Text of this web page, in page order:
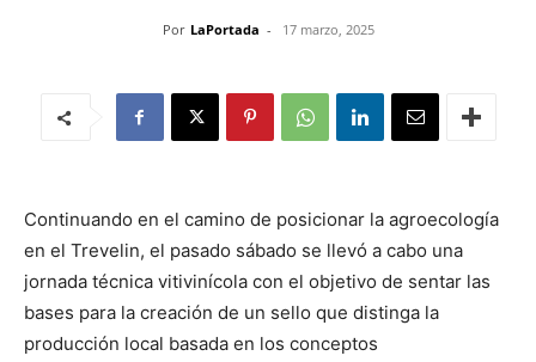
Por LaPortada - 17 marzo, 2025
Continuando en el camino de posicionar la agroecología
en el Trevelin, el pasado sábado se llevó a cabo una
jornada técnica vitivinícola con el objetivo de sentar las
bases para la creación de un sello que distinga la
producción local basada en los conceptos